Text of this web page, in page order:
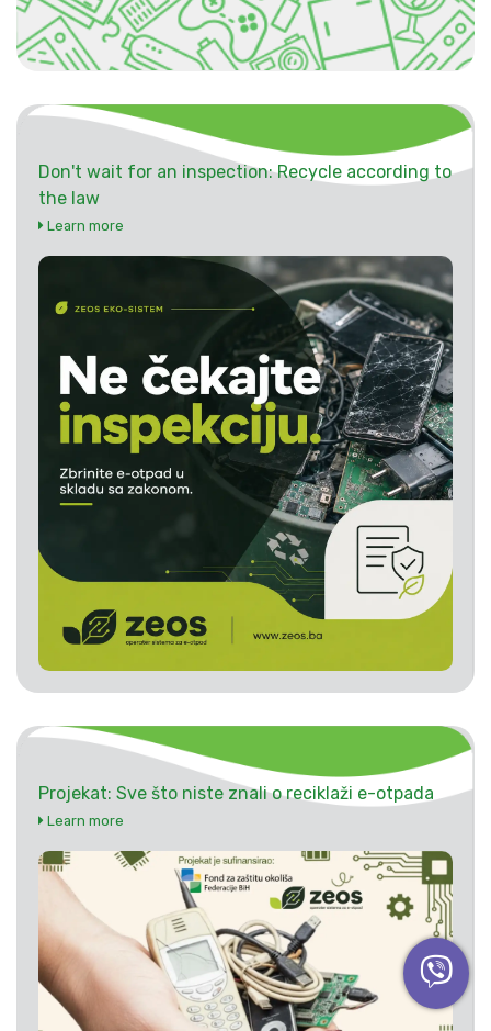
Don't wait for an inspection: Recycle according to
the law
Learn more
Projekat: Sve što niste znali o reciklaži e-otpada
Learn more